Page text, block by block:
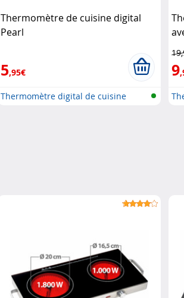
Thermomètre de cuisine digital
Pearl
5,95€
Thermomètre digital de cuisine
9